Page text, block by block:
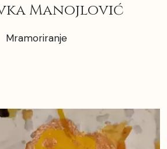
Manojlović
Mramoriranje